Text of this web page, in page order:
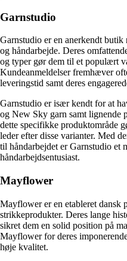
Garnstudio
Garnstudio er en anerkendt
og håndarbejde. Deres
og typer gør dem til et populært
Kundeanmeldelser fremhæver
leveringstid samt deres
Garnstudio er især kendt for at
og New Sky garn samt lignende
dette specifikke produktområde
leder efter disse varianter. Med
til håndarbejdet er Garnstudio et
håndarbejdsentusiast.
Mayflower
Mayflower er en etableret dansk
strikkeprodukter. Deres lange
sikret dem en solid position på
Mayflower for deres
høje kvalitet.